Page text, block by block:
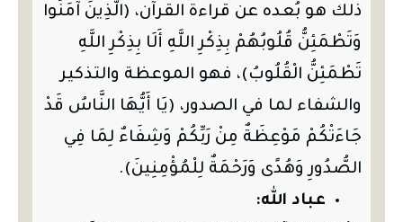
ذلك هو بُعده عن قراءة القرآن، (الَّذِينَ آمَنُوا
وَتَطْمَئِنُّ قُلُوبُهُمْ بِذِكْرِ اللَّهِ أَلَا بِذِكْرِ اللَّهِ
تَطْمَئِنُّ الْقُلُوبُ)، فهو الموعظة والتذكير
والشفاء لما في الصدور، (يَا أَيُّهَا النَّاسُ قَدْ
جَاءَتْكُمْ مَوْعِظَةٌ مِنْ رَبِّكُمْ وَشِفَاءٌ لِمَا فِي
الصُّدُورِ وَهُدًى وَرَحْمَةٌ لِلْمُؤْمِنِينَ).
عباد الله: